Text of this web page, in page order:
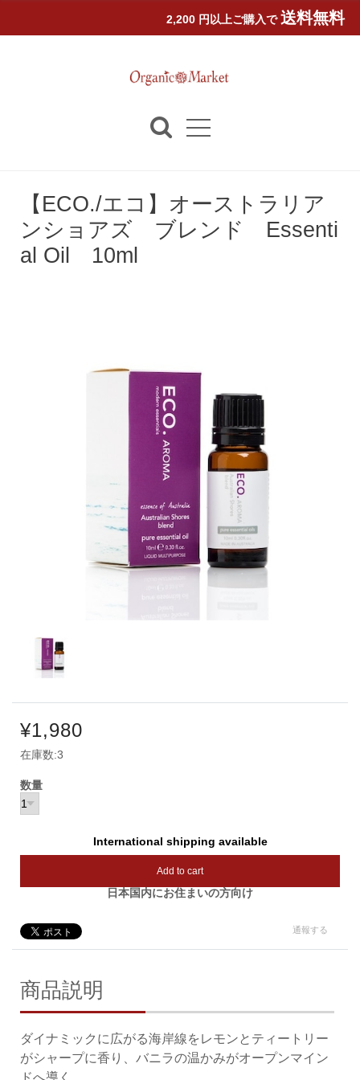
2,200 円以上ご購入で 送料無料
【ECO./エコ】オーストラリア
ンショアズ ブレンド Essenti
al Oil 10ml
¥1,980
在庫数:3
数量
International shipping available
Add to cart
日本国内にお住まいの方向け
通報する
商品説明
ダイナミックに広がる海岸線をレモンとティートリー
がシャープに香り、バニラの温かみがオープンマイン